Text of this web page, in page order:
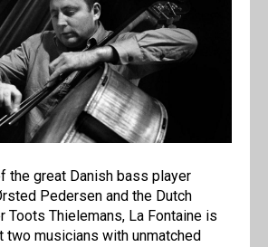
the great Danish bass player
Pedersen and the Dutch
Toots Thielemans, La Fontaine is
two musicians with unmatched